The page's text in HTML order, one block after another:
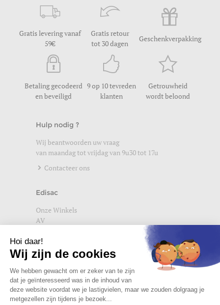
Gratis levering vanaf
59
Gratis retour
tot 30 dagen
Geschenkverpakking
Betaling gecodeerd
en beveiligd
9 op 10 tevreden
klanten
Getrouwheid
wordt beloond
Hulp nodig ?
Wij beantwoorden uw vraag
van maandag tot vrijdag van 9u30 tot 17u
Contacteer ons
Edisac
Onze Winkels
AV
Wettelijke vermeldingen
Privacybeleid
Setup Cookies
Word lid van de edisac community